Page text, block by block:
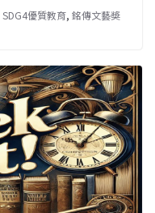
SDG4優質教育, 銘傳文藝奬